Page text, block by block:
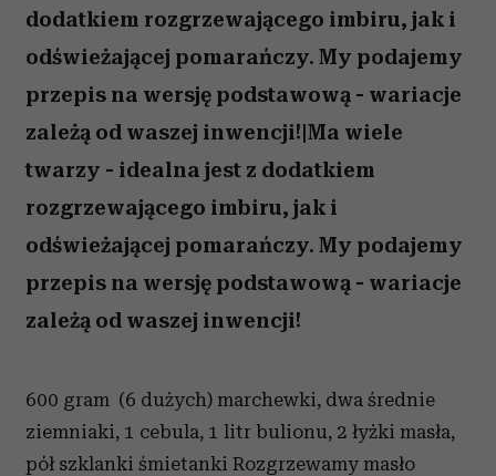
dodatkiem rozgrzewającego imbiru, jak i
odświeżającej pomarańczy. My podajemy
przepis na wersję podstawową - wariacje
zależą od waszej inwencji!|Ma wiele
twarzy - idealna jest z dodatkiem
rozgrzewającego imbiru, jak i
odświeżającej pomarańczy. My podajemy
przepis na wersję podstawową - wariacje
zależą od waszej inwencji!
600 gram (6 dużych) marchewki, dwa średnie
ziemniaki, 1 cebula, 1 litr bulionu, 2 łyżki masła,
pół szklanki śmietanki Rozgrzewamy masło